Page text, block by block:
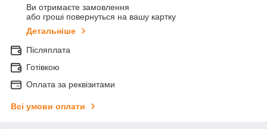
Ви отримаєте замовлення
або гроші повернуться на вашу картку
Детальніше
Післяплата
Готівкою
Оплата за реквізитами
Всі умови оплати